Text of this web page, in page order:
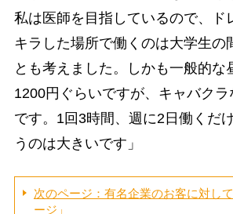
私は医師を目指しているので、ド
キラした場所で働くのは大学生の
とも考えました。しかも一般的な
1200円ぐらいですが、キャバク
です。1回3時間、週に2日働くだ
うのは大きいです」
次のページ：有名企業のお客に対し
ージ」